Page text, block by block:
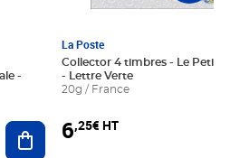
Ajouter au panier
La Poste
Collector 4 timbres - Le Petit
- Lettre Verte
20g / France
6,25€ HT